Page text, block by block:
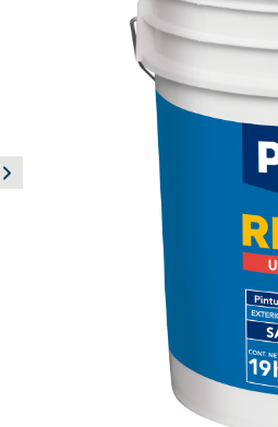
hasta por 5 años. Es ideal
busca el mejor beneficio
para interiores y exteriores.
Gran rendimiento
Inigualable poder
Libre de plomo
Fácil aplicación
Usos principales:
Fachadas habitacionales y
Ideal para pintar:
Exteriores e Interiores